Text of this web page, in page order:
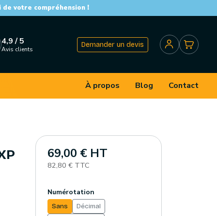
votre compréhension !
4,9 / 5
Avis clients
Demander un devis
À propos Blog Contact
69,00 € HT
82,80 € TTC
Numérotation
Sans
Décimal